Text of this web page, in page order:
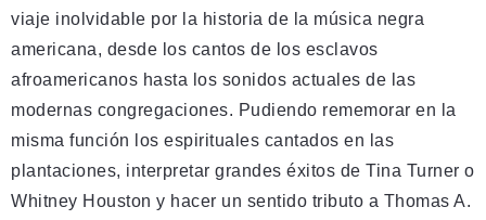
viaje inolvidable por la historia de la música negra
americana, desde los cantos de los esclavos
afroamericanos hasta los sonidos actuales de las
modernas congregaciones. Pudiendo rememorar en la
misma función los espirituales cantados en las
plantaciones, interpretar grandes éxitos de Tina Turner o
Whitney Houston y hacer un sentido tributo a Thomas A.